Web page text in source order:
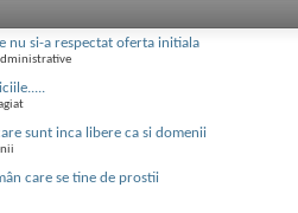
nu si-a respectat oferta initiala
sunt inca libere ca si domenii
care se tine de prostii